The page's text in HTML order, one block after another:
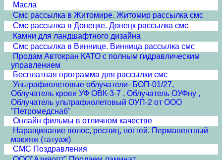
Масла
Смс рассылка в Житомире. Житомир рассылка смс
Смс рассылка в Донецке. Донецк рассылка смс
Камни для ландшафтного дизайна
Смс рассылка в Виннице. Винница рассылка смс
Продам Автокран КАТО с полным гидравлическим
управлением
Бесплатная программа для рассылки смс
Ультрафиолетовые облучатели- БОП-01/27,
Облучатель крови УФ ОВК-3-7 , Облучатель ОУФну ,
Облучатель ультрафиолетовый ОУП-2 от ООО
"Петромедснаб"
Онлайн фильмы в отличном качестве
Наращивание волос, ресниц, ногтей. Перманентный
макияж (татуаж)
СМС Поздравления